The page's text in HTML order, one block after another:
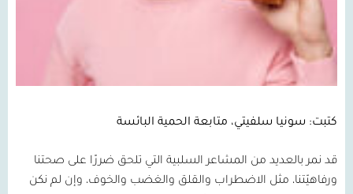
كتبت: سونيا سلفيتي، متابعة الحمية البائسة
قد نمر بالعديد من المشاعر السلبية التي تلحق ضررًا على صحتنا
ورفاهيّتنا، مثل الاضطراب والقلق والغضب والخوف، وإن لم نكن